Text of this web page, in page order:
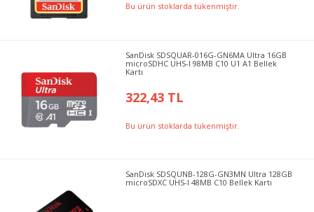
Bu ürün stoklarda tükenmiştir.
SanDisk SDSQUAR-016G-GN6MA Ultra 16GB
microSDHC UHS-I 98MB C10 U1 A1 Bellek
Kartı
322,43 TL
Bu ürün stoklarda tükenmiştir.
SanDisk SDSQUNB-128G-GN3MN Ultra 128GB
microSDXC UHS-I 48MB C10 Bellek Kartı